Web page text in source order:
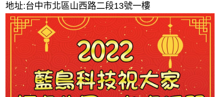
地址:台中市北區山西路二段13號一樓